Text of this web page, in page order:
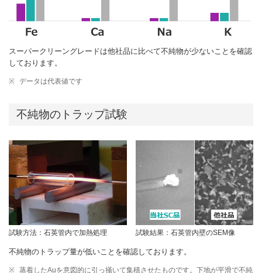
スーパークリーングレードは他社品に比べて不純物が少ないことを確認
しております。
※ データは代表値です
不純物のトラップ試験
試験方法：石英管内で加熱処理 試験結果：石英管内壁のSEM像
不純物のトラップ量が低いことを確認しております。
※ 蒸着したAuを意図的に引っ掻いて集積させたものです。下地が平滑で不純